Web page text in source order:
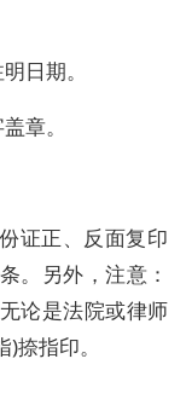
日期。
章。
证正、反面复印
。另外，注意：
论是法院或律师
捺指印。